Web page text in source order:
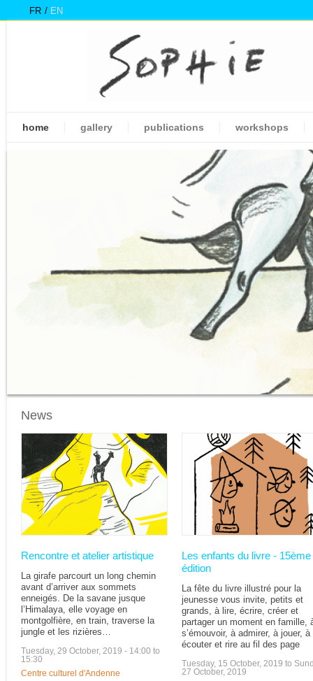
FR EN
home gallery publications workshops
News
Rencontre et atelier artistique
La girafe parcourt un long chemin
avant d’arriver aux sommets
enneigés. De la savane jusque
l’Himalaya, elle voyage en
montgolfière, en train, traverse la
jungle et les rizières…
Tuesday, 29 October, 2019 - 14:00 to
15:30
Centre culturel d'Andenne
Les enfants du livre - 15ème
édition
La fête du livre illustré pour la
jeunesse vous invite, petits et
grands, à lire, écrire, créer et
partager un moment en famille,
s’émouvoir, à admirer, à jouer, à
écouter et rire au fil des page
Tuesday, 15 October, 2019 to
27 October, 2019
Pages